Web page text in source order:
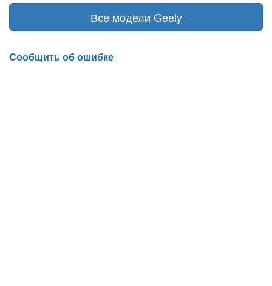
Все модели Geely
Сообщить об ошибке